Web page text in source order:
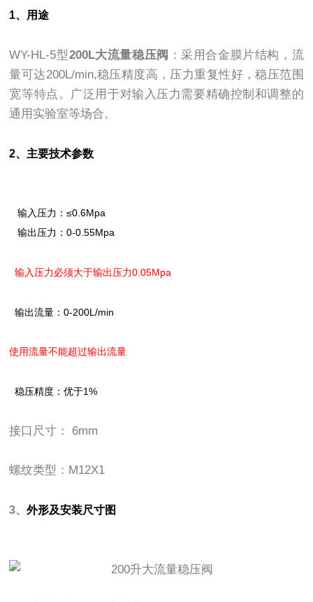
1、用途
WY-HL-5型200L大流量稳压阀 ：采用合金膜片结构，流
量可达200L/min,稳压精度高，压力重复性好，稳压范围
宽等特点。广泛用于对输入压力需要精确控制和调整的
通用实验室等场合。
2、主要技术参数
输入压力：≤0.6Mpa
输出压力：0-0.55Mpa
输入压力必须大于输出压力0.05Mpa
输出流量：0-200L/min
使用流量不能超过输出流量
稳压精度：优于1%
接口尺寸： 6mm
螺纹类型：M12X1
3、外形及安装尺寸图